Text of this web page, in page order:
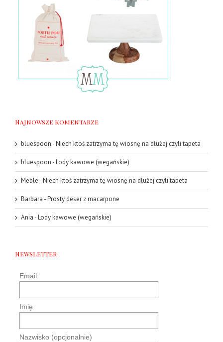
Najnowsze komentarze
bluespoon -Niech ktoś zatrzyma tę wiosnę na dłużej czyli tapeta
bluespoon -Lody kawowe (wegańskie)
Meble -Niech ktoś zatrzyma tę wiosnę na dłużej czyli tapeta
Barbara -Prosty deser z macarpone
Ania -Lody kawowe (wegańskie)
Newsletter
Email:
Imię
Nazwisko (opcjonalnie)